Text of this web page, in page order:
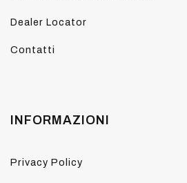
Dealer Locator
Contatti
INFORMAZIONI
Privacy Policy